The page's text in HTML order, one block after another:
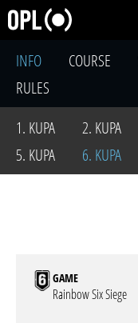
INFO COURSE
RULES
1. KUPA
2. KUPA
5. KUPA
6. KUPA
GAME
Rainbow Six Siege